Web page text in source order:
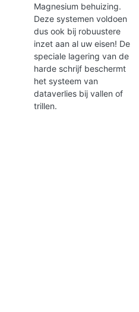
Magnesium behuizing.
Deze systemen voldoen
dus ook bij robuustere
inzet aan al uw eisen! De
speciale lagering van de
harde schrijf beschermt
het systeem van
dataverlies bij vallen of
trillen.